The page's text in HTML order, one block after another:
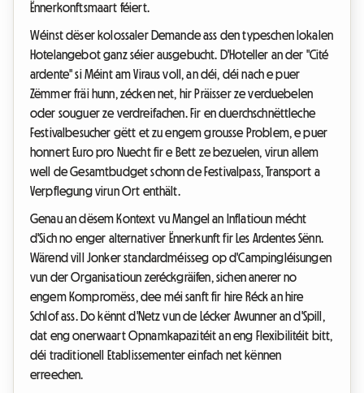
Ënnerkonftsmaart féiert.
Wéinst dëser kolossaler Demande ass den typeschen lokalen
Hotelangebot ganz séier ausgebucht. D'Hoteller an der "Cité
ardente" si Méint am Viraus voll, an déi, déi nach e puer
Zëmmer fräi hunn, zécken net, hir Präisser ze verduebelen
oder souguer ze verdreifachen. Fir en duerchschnëttleche
Festivalbesucher gëtt et zu engem grousse Problem, e puer
honnert Euro pro Nuecht fir e Bett ze bezuelen, virun allem
well de Gesamtbudget schonn de Festivalpass, Transport a
Verpflegung virun Ort enthält.
Genau an dësem Kontext vu Mangel an Inflatioun mécht
d'Sich no enger alternativer Ënnerkunft fir Les Ardentes Sënn.
Wärend vill Jonker standardméisseg op d'Campingléisungen
vun der Organisatioun zeréckgräifen, sichen anerer no
engem Kompromëss, dee méi sanft fir hire Réck an hire
Schlof ass. Do kënnt d'Netz vun de Lécker Awunner an d'Spill,
dat eng onerwaart Opnamkapazitéit an eng Flexibilitéit bitt,
déi traditionell Etablissementer einfach net kënnen
erreechen.